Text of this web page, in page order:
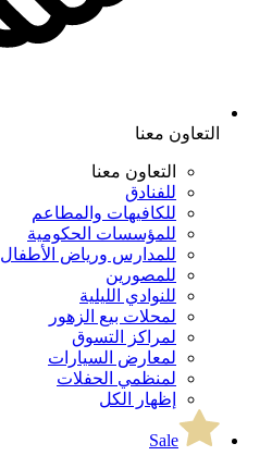
التعاون معنا
التعاون معنا
للفنادق
للكافيهات والمطاعم
للمؤسسات الحكومية
للمدارس ورياض الأطفال
للمصورين
للنوادي الليلية
لمحلات بيع الزهور
لمراكز التسوق
لمعارض السيارات
لمنظمي الحفلات
إظهار الكل
Sale